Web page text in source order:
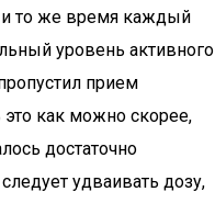
и то же время каждый
уровень активного
прием
это как можно скорее,
достаточно
удваивать дозу,